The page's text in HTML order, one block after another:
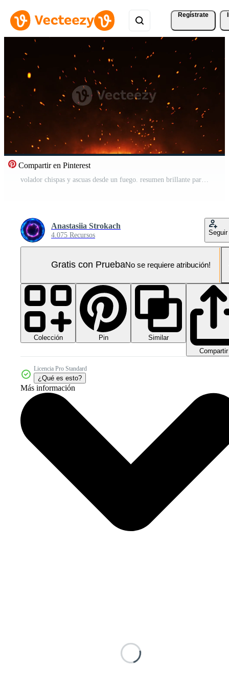
Regístrate
Compartir en Pinterest
Anastasiia Strokach
4.075 Recursos Seguir
Gratis con PruebaNo se requiere atribución!
Colección Pin
Similar
Compartir
Licencia Pro Standard
¿Qué es esto?
Más información